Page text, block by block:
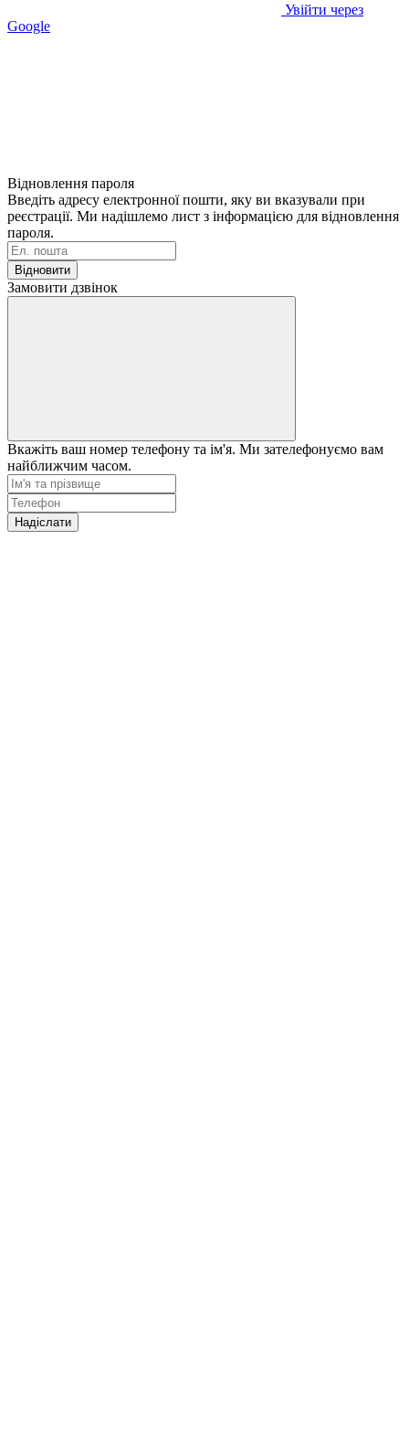
Увійти через
Google
Відновлення пароля
Введіть адресу електронної пошти, яку ви вказували при
реєстрації. Ми надішлемо лист з інформацією для відновлення
пароля.
Відновити
Замовити дзвінок
Вкажіть ваш номер телефону та ім'я. Ми зателефонуємо вам
найближчим часом.
Надіслати